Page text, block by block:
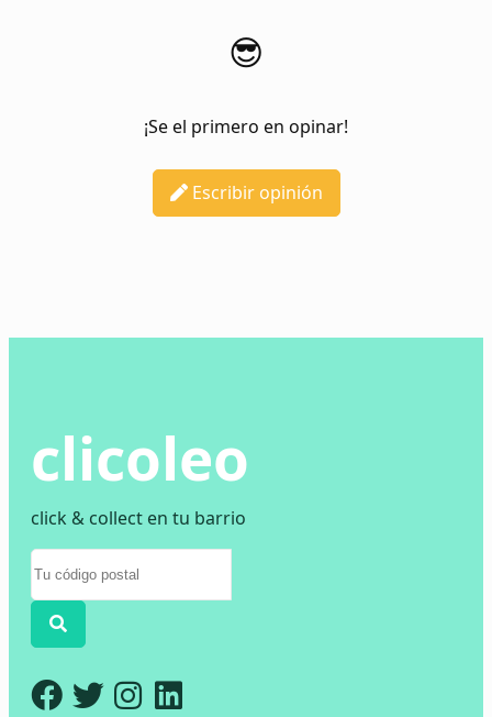
😎
¡Se el primero en opinar!
Escribir opinión
clicoleo
click & collect en tu barrio